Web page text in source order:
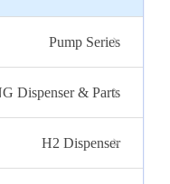
Pump Series
Dispenser & Parts
H2 Dispenser